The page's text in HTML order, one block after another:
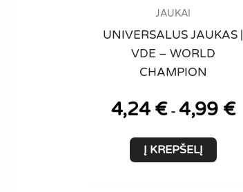
JAUKAI
UNIVERSALUS JAUKAS |
VDE – WORLD
CHAMPION
4,24€- 4,99 €
Į KREPŠELĮ